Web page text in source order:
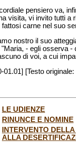
pensiero va,
visita, vi invito tutti a
fattosi carne nel suo
nostro il suo
- egli osserva -
di voi, a cui
01.01] [Testo originale:
LE UDIENZE
RINUNCE E NOMINE
INTERVENTO
ALLA